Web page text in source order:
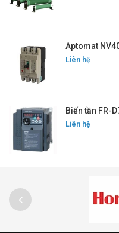
Aptomat
Liên hệ
Biến tần FR-
Liên hệ